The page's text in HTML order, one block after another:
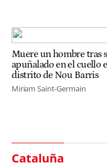
Muere un hombre tras
apuñalado en el cuello
distrito de Nou Barris
Miriam Saint-Germain
Cataluña